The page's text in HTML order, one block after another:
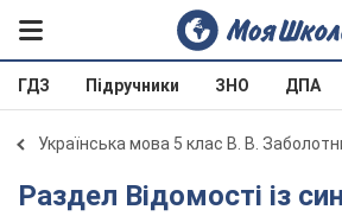
ГДЗ Підручники ЗНО ДПА
Українська мова 5 клас В. В.
Раздел Відомості із синтаксису і